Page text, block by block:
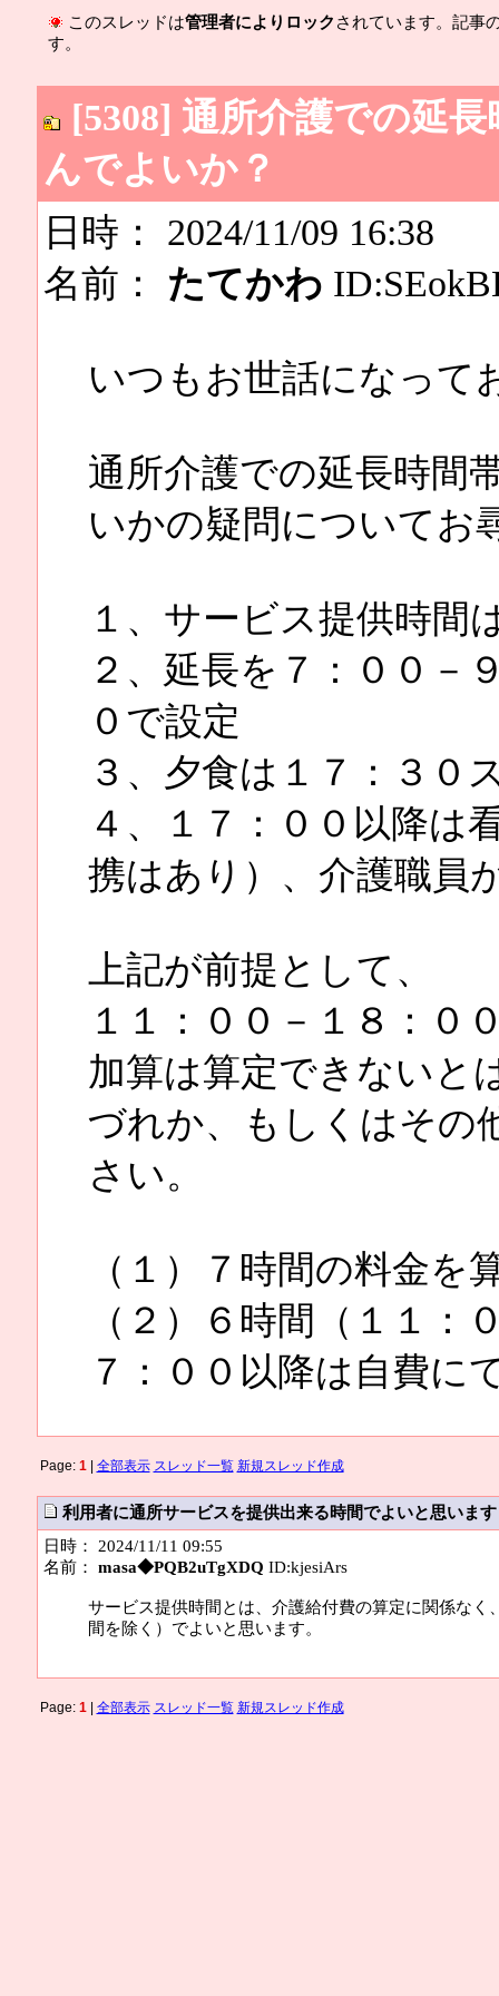
このスレッドは管理者によりロック されています。記事
す。
[5308] 通所介護での延
んでよいか？
日時： 2024/11/09 16:38
名前： たてかわ
いつもお世話になって
通所介護での延長時間
いかの疑問についてお
１、サービス提供時間
２、延長を７：００－
０で設定
３、夕食は１７：３０
４、１７：００以降は
携はあり）、介護職員
上記が前提として、
１１：００－１８：０
加算は算定できないと
づれか、もしくはその
さい。
（１）７時間の料金を
（２）６時間（１１：
７：００以降は自費に
Page: 1| 全部表示 スレッド一覧 新規スレッド作成
利用者に通所サービスを提供出来る時間でよいと思います
日時： 2024/11/11 09:55
名前： masa◆PQB2uTgXDQ ID:kjesiArs
サービス提供時間とは、介護給付費の算定に関係な
間を除く）でよいと思います。
Page: 1| 全部表示 スレッド一覧 新規スレッド作成